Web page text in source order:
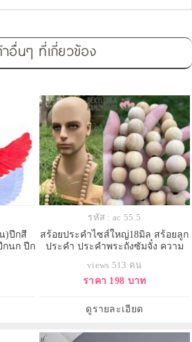
อื่นๆ ที่เกี่ยวข้อง
)ปีกสี
กนก ปีก
รหัส : ac 55.5
สร้อยประคำไซส์ใหญ่18มิล สร้อยลูก
ประคำ ประคำพระถังซัมจั๋ง ความ
views 513 คน
ราคา 198 บาท
ดูรายละเอียด